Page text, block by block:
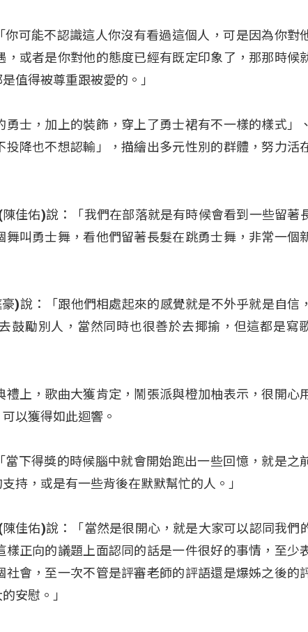
可能不認識這人你沒有看過這個人，可是因為你對
或者是你對他的態度已經有既定印象了，那那時候
值得被尊重跟被愛的。」
士，加上的裝飾，穿上了勇士裙有不一樣的樣式」
降也不想認輸」，描繪出多元性別的群體，努力活
佳佑)說：「我們在部落就是有時候會看到一些留著
叫勇士舞，看他們留著長髮在跳勇士舞，非常一個
)說：「跟他們相處起來的感覺就是不外乎就是自信
鼓勵別人，當然同時也很善於去揶揄，但這都是寫
上，歌曲大獲肯定，鬧張派與橙加柚表示，很開心
以獲得如此迴響。
下得獎的時候腦中就會開始跑出一些回憶，就是之
持，或是有一些背後在默默幫忙的人。」
佳佑)說：「當然是很開心，就是大家可以認同我們
正向的議題上面認同的話是一件很好的事情，至少
會，至一次不管是評審老師的評語還是爆姊之後的
安慰。」